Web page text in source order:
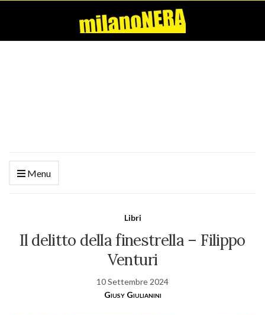
Menu
Libri
Il delitto della finestrella – Filippo
Venturi
10 Settembre 2024
Giusy Giulianini